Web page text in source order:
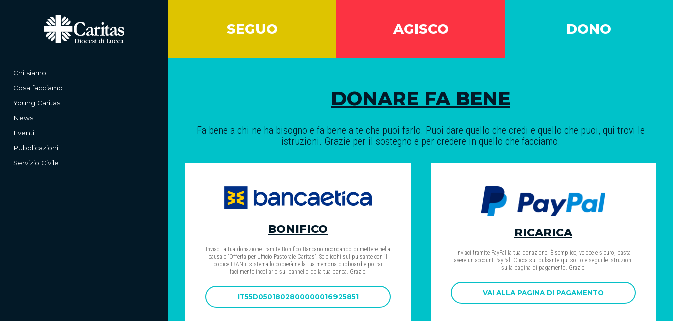
Chi siamo
Cosa facciamo
Young Caritas
News
Eventi
Pubblicazioni
Servizio Civile
SEGUO AGISCO DONO
DONARE FA BENE
Fa bene a chi ne ha bisogno e fa bene a te che puoi farlo. Puoi dare quello che credi e quello che puoi, qui trovi le
istruzioni. Grazie per il sostegno e per credere in quello che facciamo.
BONIFICO
Inviaci la tua donazione tramite Bonifico Bancario ricordando di mettere nella
causale “Offerta per Ufficio Pastorale Caritas”. Se clicchi sul pulsante con il
codice IBAN il sistema lo copierà nella tua memoria clipboard e potrai
facilmente incollarlo sul pannello della tua banca. Grazie!
IT55D0501802800000016925851
RICARICA
Inviaci tramite PayPal la tua donazione. È semplice, veloce e sicuro, basta
avere un account PayPal. Clicca sul pulsante qui sotto e segui le istruzioni
sulla pagina di pagamento. Grazie!
VAI ALLA PAGINA DI PAGAMENTO